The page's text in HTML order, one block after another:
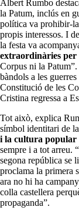
Albert Rumbo
la Patum, inclús en
política va prohibir-
propis interessos. I
la festa va
extraordinàries per
Corpus ni la
bàndols a les
Constitució de les
Cristina regressa a
Tot això, explica
símbol identitari de
i la cultura popular
sempre i a tot arreu.
segona república se
proclama la primera
ara no hi ha
colla castellera
propaganda”.